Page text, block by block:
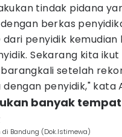
tindak pidana
berkas
dari penyidik
Sekarang kita
setelah
penyidik," kata
banyak
di Bandung (Dok.Istimewa)